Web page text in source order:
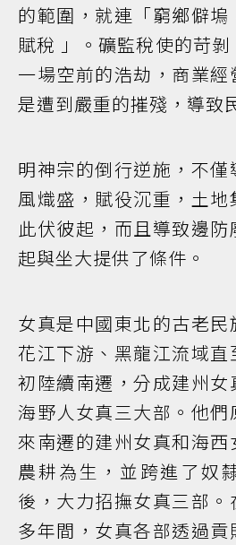
的範圍，就連「窮鄉僻
賦稅 」。礦監稅使的苛
一場空前的浩劫，商業經
是遭到嚴重的摧殘，導致
明神宗的倒行逆施，不
風熾盛，賦役沉重，土
此伏彼起，而且導致邊
起與坐大提供了條件。
女真是中國東北的古老民
花江下游、黑龍江流域
初陸續南遷，分成建州
海野人女真三大部。他
來南遷的建州女真和海
農耕為生，並跨進了奴
後，大力招撫女真三部
多年間，女真各部透過